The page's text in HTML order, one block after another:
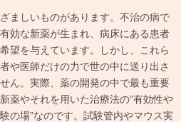
ましいものがあります。不治の病で
効な新薬が生まれ、病床にある患者
望を与えています。しかし、これら
や医師だけの力で世の中に送り出さ
ん。実際、薬の開発の中で最も重要
薬やそれを用いた治療法の”有効性や
の場”なのです。試験管内やマウス実